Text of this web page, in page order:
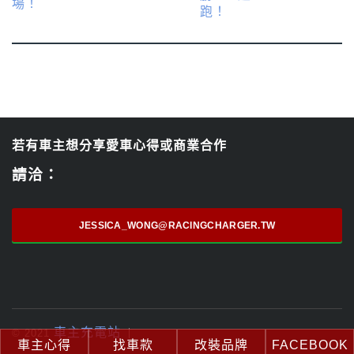
若有車主想分享愛車心得或商業合作
請洽：
JESSICA_WONG@RACINGCHARGER.TW
© 2021車主充電站
車主心得
找車款 改裝品牌 FACEBOOK